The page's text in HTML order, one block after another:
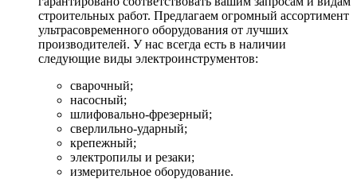
строительных работ. Предлагаем огромный ассортимент
ультрасовременного оборудования от лучших
производителей. У нас всегда есть в наличии
следующие виды электроинструментов:
сварочный;
насосный;
шлифовально-фрезерный;
сверлильно-ударный;
крепежный;
электропилы и резаки;
измерительное оборудование.